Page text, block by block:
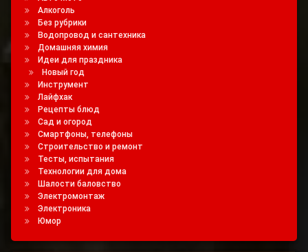
Алкоголь
Без рубрики
Водопровод и сантехника
Домашняя химия
Идеи для праздника
Новый год
Инструмент
Лайфхак
Рецепты блюд
Сад и огород
Смартфоны, телефоны
Строительство и ремонт
Тесты, испытания
Технологии для дома
Шалости баловство
Электромонтаж
Электроника
Юмор